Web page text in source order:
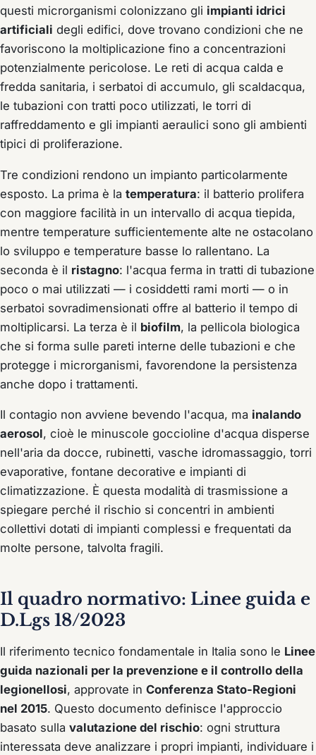
questi microrganismi colonizzano gli impianti idrici
artificiali degli edifici, dove trovano condizioni che ne
favoriscono la moltiplicazione fino a concentrazioni
potenzialmente pericolose. Le reti di acqua calda e
fredda sanitaria, i serbatoi di accumulo, gli scaldacqua,
le tubazioni con tratti poco utilizzati, le torri di
raffreddamento e gli impianti aeraulici sono gli ambienti
tipici di proliferazione.
Tre condizioni rendono un impianto particolarmente
esposto. La prima è la temperatura: il batterio prolifera
con maggiore facilità in un intervallo di acqua tiepida,
mentre temperature sufficientemente alte ne ostacolano
lo sviluppo e temperature basse lo rallentano. La
seconda è il ristagno: l'acqua ferma in tratti di tubazione
poco o mai utilizzati — i cosiddetti rami morti — o in
serbatoi sovradimensionati offre al batterio il tempo di
moltiplicarsi. La terza è il biofilm, la pellicola biologica
che si forma sulle pareti interne delle tubazioni e che
protegge i microrganismi, favorendone la persistenza
anche dopo i trattamenti.
Il contagio non avviene bevendo l'acqua, ma inalando
aerosol, cioè le minuscole goccioline d'acqua disperse
nell'aria da docce, rubinetti, vasche idromassaggio, torri
evaporative, fontane decorative e impianti di
climatizzazione. È questa modalità di trasmissione a
spiegare perché il rischio si concentri in ambienti
collettivi dotati di impianti complessi e frequentati da
molte persone, talvolta fragili.
Il quadro normativo: Linee guida e
D.Lgs 18/2023
Il riferimento tecnico fondamentale in Italia sono le Linee
guida nazionali per la prevenzione e il controllo della
legionellosi, approvate in Conferenza Stato-Regioni
nel 2015. Questo documento definisce l'approccio
basato sulla valutazione del rischio: ogni struttura
interessata deve analizzare i propri impianti, individuare i